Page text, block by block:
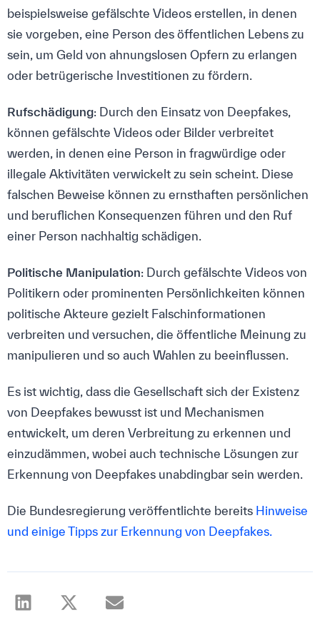
beispielsweise gefälschte Videos erstellen, in denen
sie vorgeben, eine Person des öffentlichen Lebens zu
sein, um Geld von ahnungslosen Opfern zu erlangen
oder betrügerische Investitionen zu fördern.
Rufschädigung: Durch den Einsatz von Deepfakes,
können gefälschte Videos oder Bilder verbreitet
werden, in denen eine Person in fragwürdige oder
illegale Aktivitäten verwickelt zu sein scheint. Diese
falschen Beweise können zu ernsthaften persönlichen
und beruflichen Konsequenzen führen und den Ruf
einer Person nachhaltig schädigen.
Politische Manipulation: Durch gefälschte Videos von
Politikern oder prominenten Persönlichkeiten können
politische Akteure gezielt Falschinformationen
verbreiten und versuchen, die öffentliche Meinung zu
manipulieren und so auch Wahlen zu beeinflussen.
Es ist wichtig, dass die Gesellschaft sich der Existenz
von Deepfakes bewusst ist und Mechanismen
entwickelt, um deren Verbreitung zu erkennen und
einzudämmen, wobei auch technische Lösungen zur
Erkennung von Deepfakes unabdingbar sein werden.
Die Bundesregierung veröffentlichte bereits Hinweise
und einige Tipps zur Erkennung von Deepfakes.